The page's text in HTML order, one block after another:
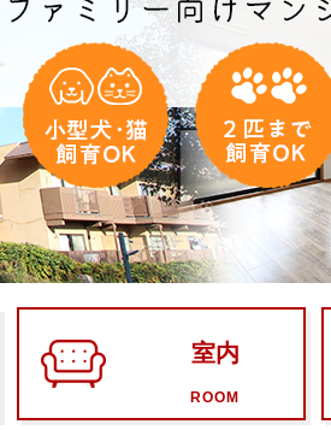
室内
ROOM